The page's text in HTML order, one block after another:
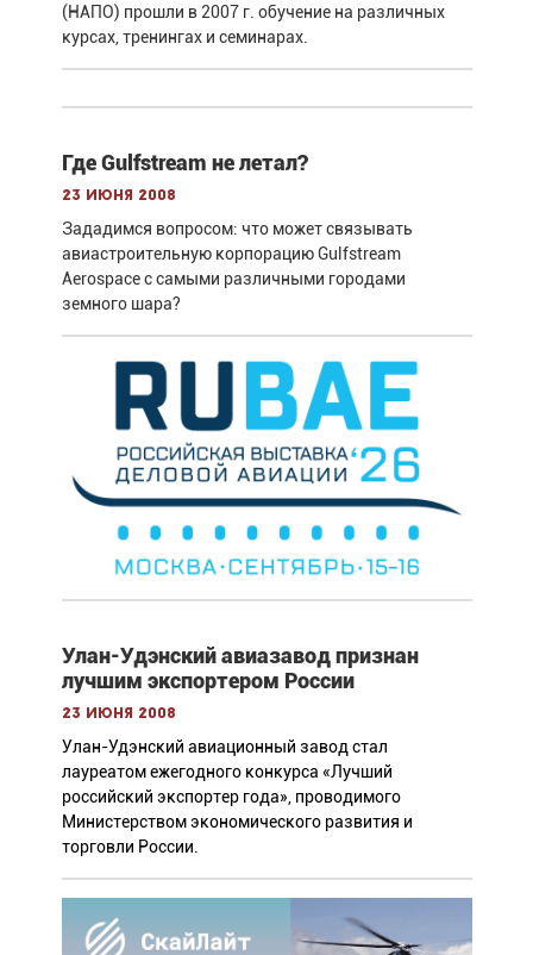
(НАПО) прошли в 2007 г. обучение на различных
курсах, тренингах и семинарах.
Где Gulfstream не летал?
23 июня 2008
Зададимся вопросом: что может связывать
авиастроительную корпорацию Gulfstream
Aerospace с самыми различными городами
земного шара?
Улан-Удэнский авиазавод признан
лучшим экспортером России
23 июня 2008
Улан-Удэнский авиационный завод стал
лауреатом ежегодного конкурса «Лучший
российский экспортер года», проводимого
Министерством экономического развития и
торговли России.